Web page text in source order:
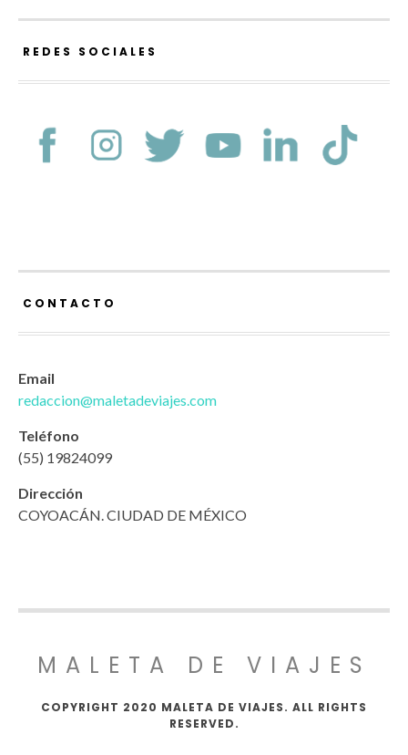
REDES SOCIALES
CONTACTO
Email
redaccion@maletadeviajes.com
Teléfono
(55) 19824099
Dirección
COYOACÁN. CIUDAD DE MÉXICO
MALETA DE VIAJES
COPYRIGHT 2020 MALETA DE VIAJES. ALL RIGHTS
RESERVED.